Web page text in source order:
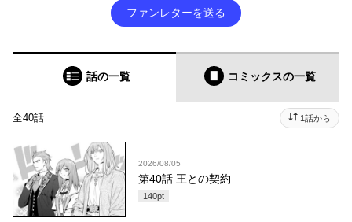
ファンレターを送る
話の一覧 コミックスの一覧
全40話 1話から
2026/08/05
第40話 王との契約
140pt